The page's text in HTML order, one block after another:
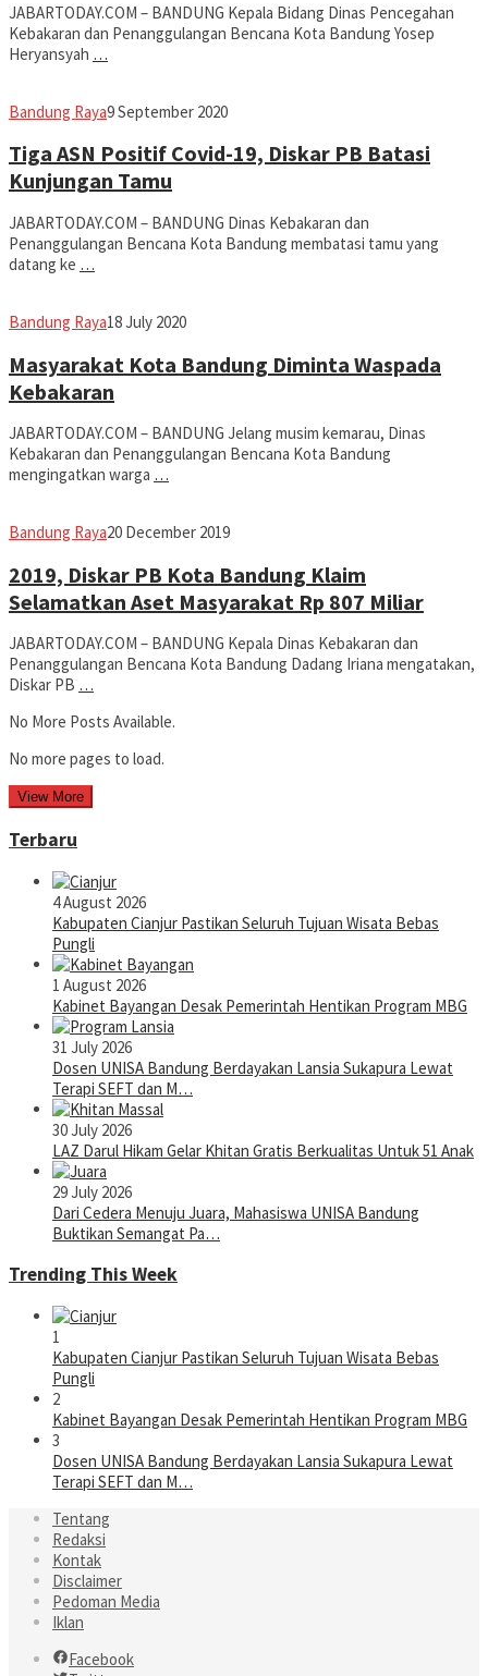
JABARTODAY.COM – BANDUNG Kepala Bidang Dinas Pencegahan
Kebakaran dan Penanggulangan Bencana Kota Bandung Yosep
Heryansyah …
Bandung RayaEddy
9 September 2020
Tiga ASN Positif Covid-19, Diskar PB Batasi
Kunjungan Tamu
JABARTODAY.COM – BANDUNG Dinas Kebakaran dan
Penanggulangan Bencana Kota Bandung membatasi tamu yang
datang ke …
Bandung RayaEddy
18 July 2020
Masyarakat Kota Bandung Diminta Waspada
Kebakaran
JABARTODAY.COM – BANDUNG Jelang musim kemarau, Dinas
Kebakaran dan Penanggulangan Bencana Kota Bandung
mengingatkan warga …
Bandung RayaJabar
20 December 2019
2019, Diskar PB Kota Bandung Klaim
Selamatkan Aset Masyarakat Rp 807 Miliar
JABARTODAY.COM – BANDUNG Kepala Dinas Kebakaran dan
Penanggulangan Bencana Kota Bandung Dadang Iriana mengatakan,
Diskar PB …
No More Posts Available.
No more pages to load.
View More
Terbaru
4 August 2026
Kabupaten Cianjur Pastikan Seluruh Tujuan Wisata Bebas
Pungli
1 August 2026
Kabinet Bayangan Desak Pemerintah Hentikan Program MBG
31 July 2026
Dosen UNISA Bandung Berdayakan Lansia Sukapura Lewat
Terapi SEFT dan M…
30 July 2026
LAZ Darul Hikam Gelar Khitan Gratis Berkualitas Untuk 51 Anak
29 July 2026
Dari Cedera Menuju Juara, Mahasiswa UNISA Bandung
Buktikan Semangat Pa…
Trending This Week
1
Kabupaten Cianjur Pastikan Seluruh Tujuan Wisata Bebas
Pungli
2
Kabinet Bayangan Desak Pemerintah Hentikan Program MBG
3
Dosen UNISA Bandung Berdayakan Lansia Sukapura Lewat
Terapi SEFT dan M…
Tentang
Redaksi
Kontak
Disclaimer
Pedoman Media
Iklan
Facebook